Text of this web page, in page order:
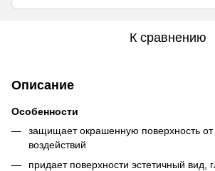
К сравнению
Описание
Особенности
защищает окрашенную поверхность
воздействий
придает поверхности эстетичный вид,